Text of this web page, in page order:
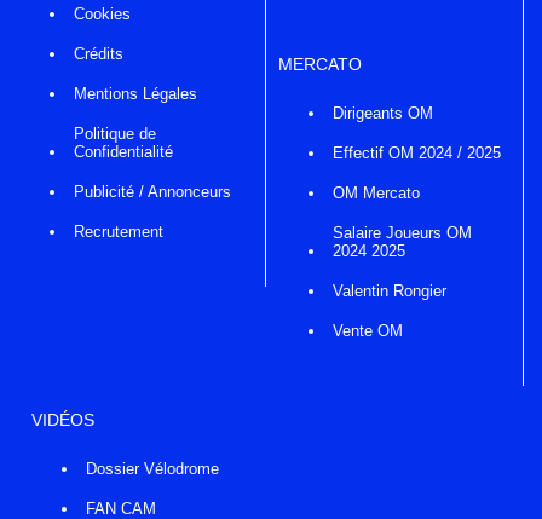
Cookies
Crédits
Mentions Légales
Politique de
Confidentialité
Publicité / Annonceurs
Recrutement
MERCATO
Dirigeants OM
Effectif OM 2024 / 2025
OM Mercato
Salaire Joueurs OM
2024 2025
Valentin Rongier
Vente OM
VIDÉOS
Dossier Vélodrome
FAN CAM